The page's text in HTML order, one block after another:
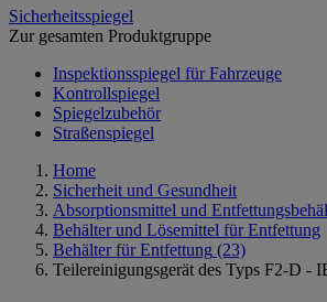
Sicherheitsspiegel
Zur gesamten Produktgruppe
Inspektionsspiegel für Fahrzeuge
Kontrollspiegel
Spiegelzubehör
Straßenspiegel
Home
Sicherheit und Gesundheit
Absorptionsmittel und
Behälter und Lösemittel für Entfettung
Behälter für Entfettung (23)
Teilereinigungsgerät des Typs F2-D -